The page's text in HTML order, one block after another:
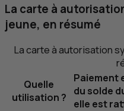
La carte à
jeune, en résumé
La carte à autorisation
Quelle
utilisation ?
Paiement
du solde
elle est